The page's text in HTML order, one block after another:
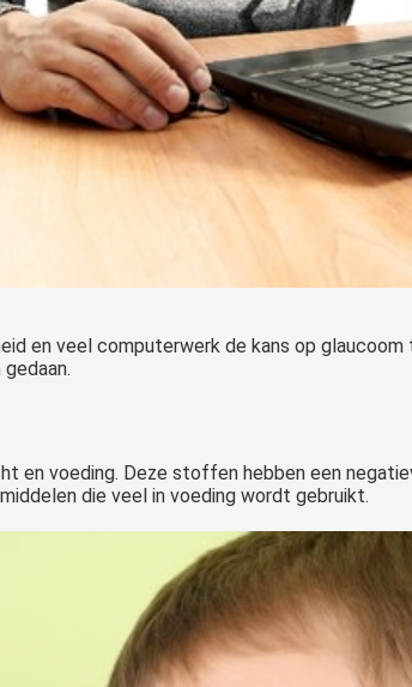
en veel computerwerk de kans op
en voeding. Deze stoffen hebben een
die veel in voeding wordt gebruikt.